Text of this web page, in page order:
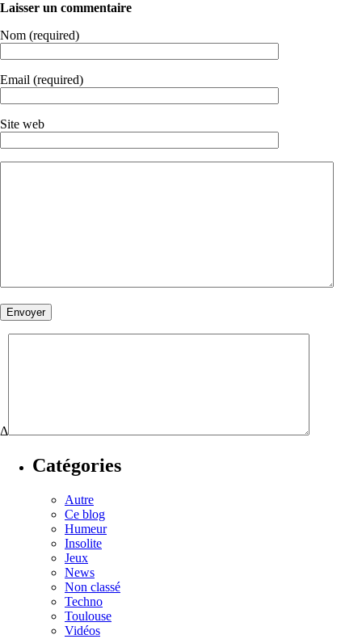
Laisser un commentaire
Nom (required)
Email (required)
Site web
Δ
Catégories
Autre
Ce blog
Humeur
Insolite
Jeux
News
Non classé
Techno
Toulouse
Vidéos